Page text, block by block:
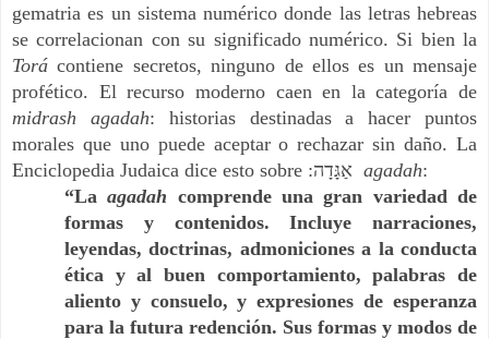
gematria es un sistema numérico donde las letras hebreas
se correlacionan con su significado numérico. Si bien la
Torácontiene secretos, ninguno de ellos es un mensaje
profético. El recurso moderno caen en la categoría de
midrash agadah: historias destinadas a hacer puntos
morales que uno puede aceptar o rechazar sin daño. La
agadah:
“Laagadah comprende una gran variedad de
formas y contenidos. Incluye narraciones,
leyendas, doctrinas, admoniciones a la conducta
ética y al buen comportamiento, palabras de
aliento y consuelo, y expresiones de esperanza
para la futura redención. Sus formas y modos de